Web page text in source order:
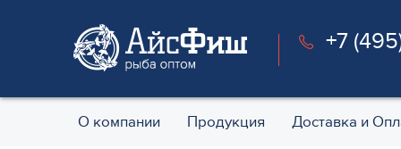
+7
О компании Продукция Доставка и